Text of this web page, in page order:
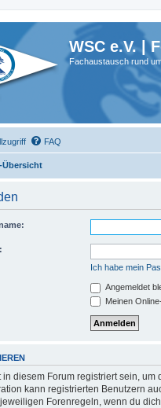
WSC e.V. |
Fachaustausch rund
FAQ
Übersicht
Ich habe mein
Angemeldet
Meinen
in diesem Forum registriert sein,
kann registrierten Benutzern
Forenregeln, wenn du